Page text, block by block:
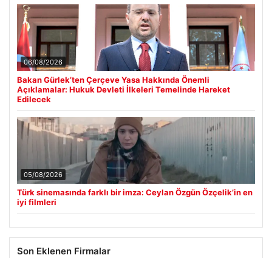
06/08/2026
Bakan Gürlek’ten Çerçeve Yasa Hakkında Önemli
Açıklamalar: Hukuk Devleti İlkeleri Temelinde Hareket
Edilecek
05/08/2026
Türk sinemasında farklı bir imza: Ceylan Özgün Özçelik’in en
iyi filmleri
Son Eklenen Firmalar